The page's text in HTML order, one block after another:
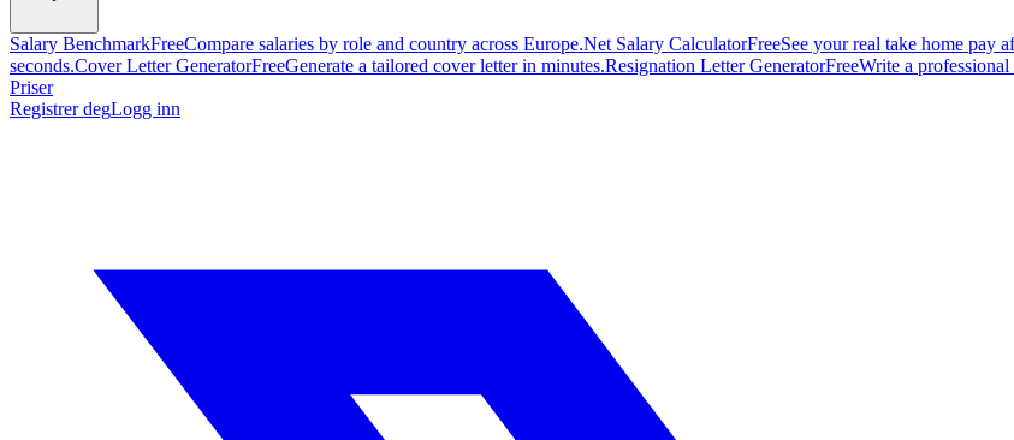
Salary BenchmarkFreeCompare salaries by role and country across Europe.Net Salary CalculatorFreeSee your real take home pay
seconds.Cover Letter GeneratorFreeGenerate a tailored cover letter in minutes.Resignation Letter GeneratorFreeWrite a
Priser
Registrer degLogg inn